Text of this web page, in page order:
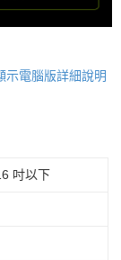
示電腦版詳細說明
吋以下